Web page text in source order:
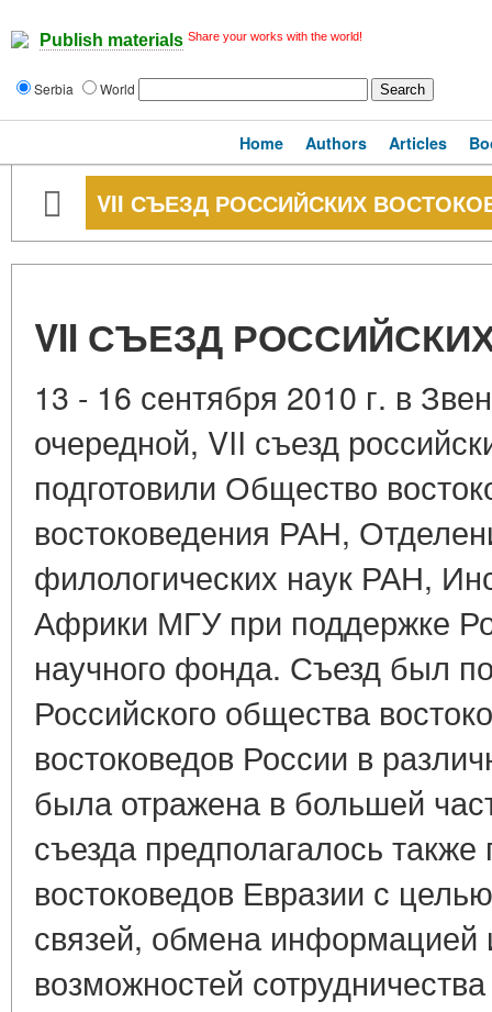
Publish materials Share your works with the world!
Serbia World
Home Authors Articles
VII СЪЕЗД РОССИЙСКИХ
VII СЪЕЗД
13 - 16 сентября 2010 г. в
очередной, VII съезд
подготовили Общество
востоковедения РАН,
филологических наук РАН,
Африки МГУ при поддержке
научного фонда. Съезд был
Российского общества
востоковедов России в
была отражена в большей
съезда предполагалось
востоковедов Евразии с
связей, обмена информацией
возможностей